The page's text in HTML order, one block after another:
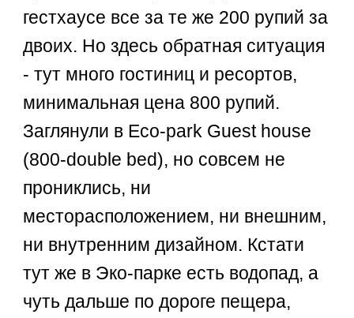
гестхаусе все за те же 200 рупий за
двоих. Но здесь обратная ситуация
- тут много гостиниц и ресортов,
минимальная цена 800 рупий.
Заглянули в Eco-park Guest house
(800-double bed), но совсем не
прониклись, ни
месторасположением, ни внешним,
ни внутренним дизайном. Кстати
тут же в Эко-парке есть водопад, а
чуть дальше по дороге пещера,